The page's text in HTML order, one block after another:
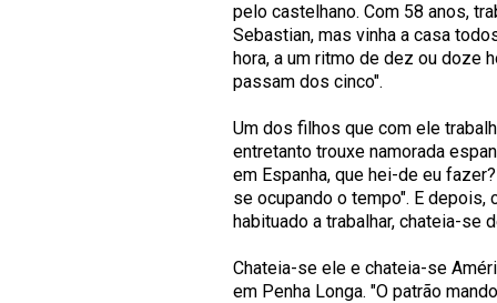
pelo castelhano. Com 58 anos,
Sebastian, mas vinha a casa
hora, a um ritmo de dez ou doze
passam dos cinco".
Um dos filhos que com ele
entretanto trouxe namorada
em Espanha, que hei-de eu
se ocupando o tempo". E
habituado a trabalhar, chateia-se
Chateia-se ele e chateia-se
em Penha Longa. "O patrão